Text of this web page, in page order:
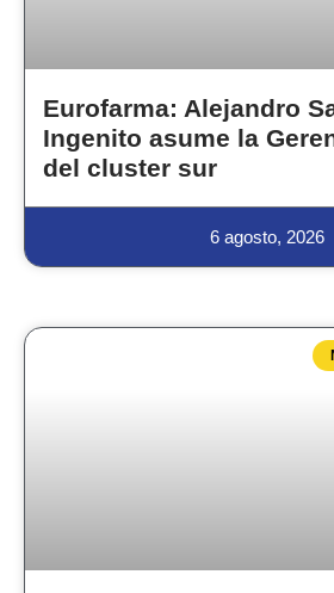
Eurofarma: Alejandro
Ingenito asume la
del cluster sur
6 agosto, 2026